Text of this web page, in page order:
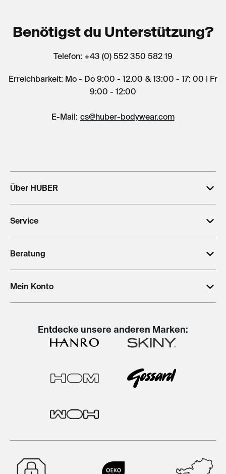
Benötigst du Unterstützung?
Telefon: +43 (0) 552 350 582 19
Erreichbarkeit: Mo - Do 9:00 - 12.00 & 13:00 - 17: 00 | Fr
9:00 - 12:00
E-Mail: cs@huber-bodywear.com
Über HUBER
Service
Beratung
Mein Konto
Entdecke unsere anderen Marken: